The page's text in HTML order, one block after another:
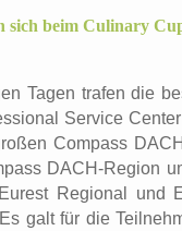
sich beim Culinary
Tagen trafen die
Service
Compass
DACH-Region
Regional und
galt für die